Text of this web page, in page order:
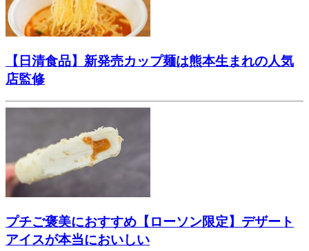
【日清食品】新発売カップ麺は熊本生まれの人気
店監修
プチご褒美におすすめ【ローソン限定】デザート
アイスが本当においしい